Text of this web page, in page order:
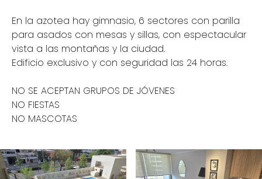
En la azotea hay gimnasio, 6 sectores con parilla
para asados con mesas y sillas, con espectacular
vista a las montañas y la ciudad.
Edificio exclusivo y con seguridad las 24 horas.
NO SE ACEPTAN GRUPOS DE JÓVENES
NO FIESTAS
NO MASCOTAS